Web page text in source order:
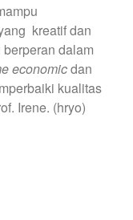
kreatif dan
dalam
economicdan
kualitas
Irene. (hryo)